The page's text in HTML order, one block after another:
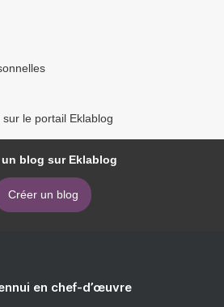
le portail Eklablog
un blog sur Eklablog
Créer un blog
en chef-d’œuvre